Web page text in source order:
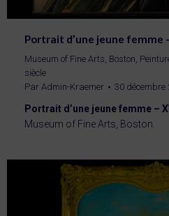
Portrait d’une jeune femme
Museum of Fine Arts, Boston,
siècle
Par Admin-Kraemer 30 décembre
Portrait d’une jeune femme –
Museum of Fine Arts, Boston.